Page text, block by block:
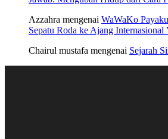
Azzahra mengenai WaWaKo
Sepatu Roda ke Ajang
Chairul mustafa mengenai Sejarah